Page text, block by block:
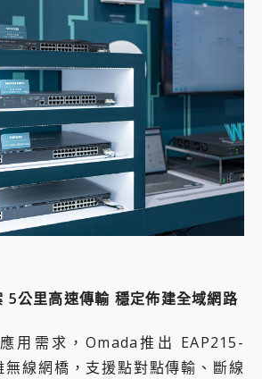
5公里高速傳輸 穩定佈建全域網路
用需求，Omada推出 EAP215-
線網橋，支援點對點傳輸、斷線